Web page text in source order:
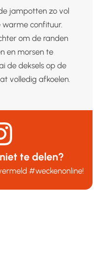
jampotten zo vol
confituur.
om de randen
en morsen te
de deksels op de
volledig afkoelen.
te delen?
#weckenonline!